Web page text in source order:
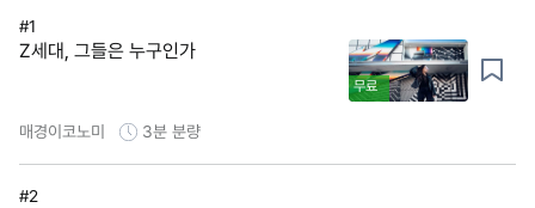
#1
Z세대, 그들은 누구인가
무료
매경이코노미 3분 분량
#2